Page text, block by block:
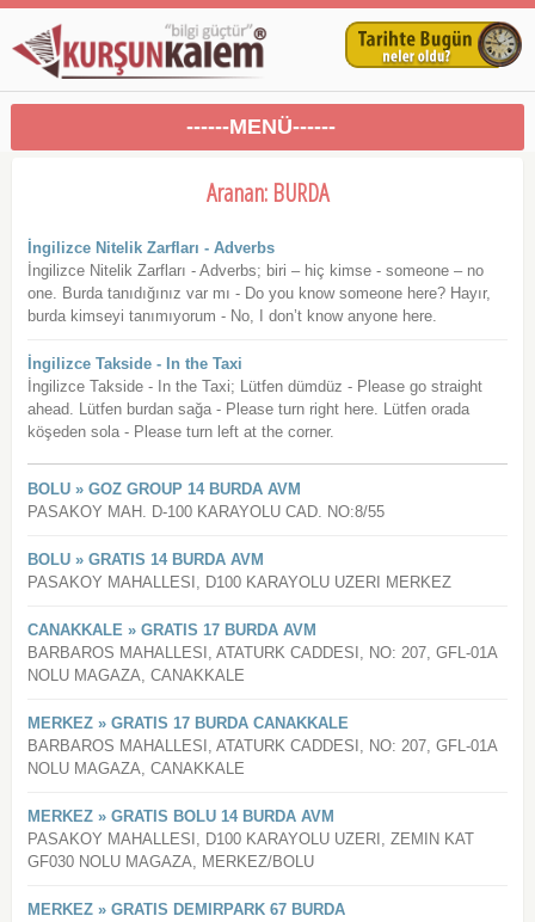
------MENÜ------
Aranan: BURDA
İngilizce Nitelik Zarfları - Adverbs
İngilizce Nitelik Zarfları - Adverbs; biri – hiç kimse - someone – no
one. Burda tanıdığınız var mı - Do you know someone here? Hayır,
burda kimseyi tanımıyorum - No, I don’t know anyone here.
İngilizce Takside - In the Taxi
İngilizce Takside - In the Taxi; Lütfen dümdüz - Please go straight
ahead. Lütfen burdan sağa - Please turn right here. Lütfen orada
köşeden sola - Please turn left at the corner.
BOLU » GOZ GROUP 14 BURDA AVM
PASAKOY MAH. D-100 KARAYOLU CAD. NO:8/55
BOLU » GRATIS 14 BURDA AVM
PASAKOY MAHALLESI, D100 KARAYOLU UZERI MERKEZ
CANAKKALE » GRATIS 17 BURDA AVM
BARBAROS MAHALLESI, ATATURK CADDESI, NO: 207, GFL-01A
NOLU MAGAZA, CANAKKALE
MERKEZ » GRATIS 17 BURDA CANAKKALE
BARBAROS MAHALLESI, ATATURK CADDESI, NO: 207, GFL-01A
NOLU MAGAZA, CANAKKALE
MERKEZ » GRATIS BOLU 14 BURDA AVM
PASAKOY MAHALLESI, D100 KARAYOLU UZERI, ZEMIN KAT
GF030 NOLU MAGAZA, MERKEZ/BOLU
MERKEZ » GRATIS DEMIRPARK 67 BURDA